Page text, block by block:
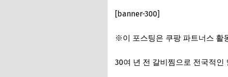
[banner-300]
※이 포스팅은 쿠팡 파트너스 활
30여 년 전 갈비찜으로 전국적